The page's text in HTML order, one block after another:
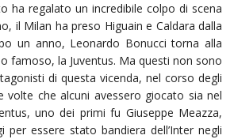
ha regalato un incredibile colpo di scena
il Milan ha preso Higuain e Caldara dalla
un anno, Leonardo Bonucci torna alla
famoso, la Juventus. Ma questi non sono
di questa vicenda, nel corso degli
volte che alcuni avessero giocato sia nel
uno dei primi fu Giuseppe Meazza,
per essere stato bandiera dell’Inter negli